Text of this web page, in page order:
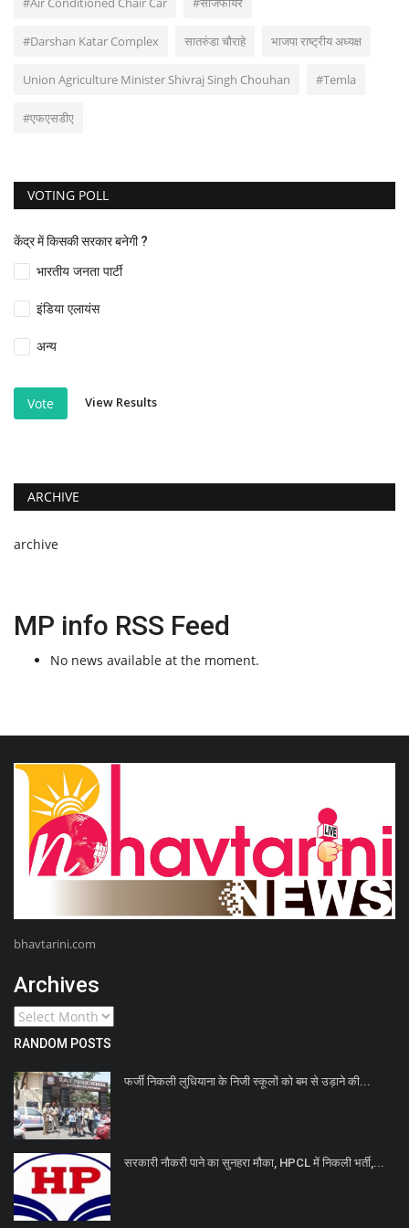
#Darshan Katar Complex सातरुंडा चौराहे भाजपा राष्ट्रीय अध्यक्ष
Union Agriculture Minister Shivraj Singh Chouhan #Temla
#एफएसडीए
VOTING POLL
केंद्र में किसकी सरकार बनेगी ?
भारतीय जनता पार्टी
इंडिया एलायंस
अन्य
Vote View Results
ARCHIVE
archive
MP info RSS Feed
No news available at the moment.
bhavtarini.com
Archives
RANDOM POSTS
फर्जी निकली लुधियाना के निजी स्कूलों को बम से उड़ाने की...
सरकारी नौकरी पाने का सुनहरा मौका, HPCL में निकली भर्ती,...